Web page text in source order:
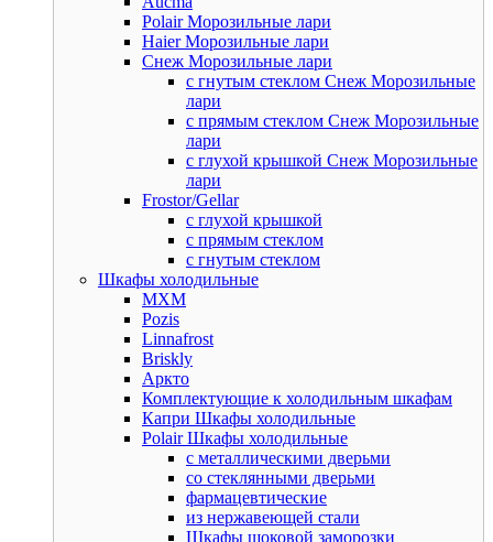
Polair Морозильные лари
Haier Морозильные лари
Снеж Морозильные лари
с гнутым стеклом Снеж Морозильные
лари
с прямым стеклом Снеж Морозильные
лари
с глухой крышкой Снеж Морозильные
лари
Frostor/Gellar
с глухой крышкой
с прямым стеклом
с гнутым стеклом
Шкафы холодильные
МХМ
Pozis
Linnafrost
Briskly
Аркто
Комплектующие к холодильным шкафам
Капри Шкафы холодильные
Polair Шкафы холодильные
с металлическими дверьми
со стеклянными дверьми
фармацевтические
из нержавеющей стали
Шкафы шоковой заморозки